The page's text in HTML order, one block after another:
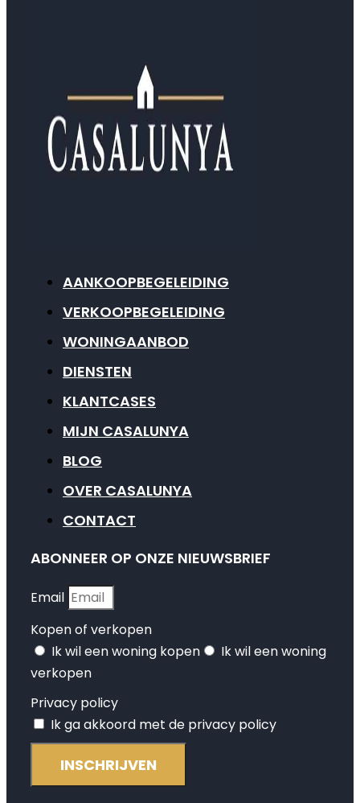
AANKOOPBEGELEIDING
VERKOOPBEGELEIDING
WONINGAANBOD
DIENSTEN
KLANTCASES
MIJN CASALUNYA
BLOG
OVER CASALUNYA
CONTACT
ABONNEER OP ONZE NIEUWSBRIEF
Email
Kopen of verkopen
Ik wil een woning kopen
Ik wil een woning
verkopen
Privacy policy
Ik ga akkoord met de privacy policy
INSCHRIJVEN